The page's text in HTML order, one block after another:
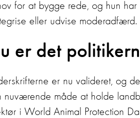
for at bygge rede, og hun
eller udvise moderadfærd.
er det
er nu valideret, og
nuværende måde at holde
i World Animal Protection